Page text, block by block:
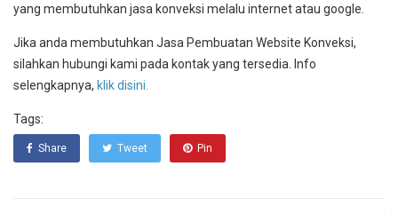
yang membutuhkan jasa konveksi melalu internet atau google.
Jika anda membutuhkan Jasa Pembuatan Website Konveksi,
silahkan hubungi kami pada kontak yang tersedia. Info
selengkapnya, klik disini.
Tags:
Share Tweet Pin